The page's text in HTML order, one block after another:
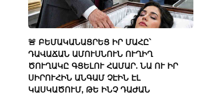
🚨 ԲԵՄԱԿԱՆԱՑՐԵՑ ԻՐ ՄԱՀԸ՝
ԴԱՎԱՃԱՆ ԱՄՈՒՍՆՈՒՆ ՈՒՂԻՂ
ԾՈՒՂԱԿԸ ԳՑԵԼՈՒ ՀԱՄԱՐ. ՆԱ ՈՒ ԻՐ
ՍԻՐՈՒՀԻՆ ԱՆԳԱՄ ՉԷԻՆ ԷԼ
ԿԱՍԿԱԾՈՒՄ, ԹԵ ԻՆՉ ԴԱԺԱՆ